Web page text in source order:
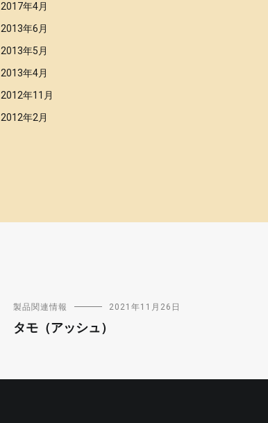
2017年4月
2013年6月
2013年5月
2013年4月
2012年11月
2012年2月
製品関連情報 2021年11月26日
タモ（アッシュ）